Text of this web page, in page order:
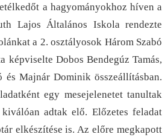
a hagyományokhoz híven a
Lajos Általános Iskola rendezte
a 2. osztályosok Három Szabó
képviselte Dobos Bendegúz Tamás,
és Majnár Dominik összeállításban.
egy mesejelenetet tanultak
adtak elő. Előzetes feladat
elkészítése is. Az előre megkapott